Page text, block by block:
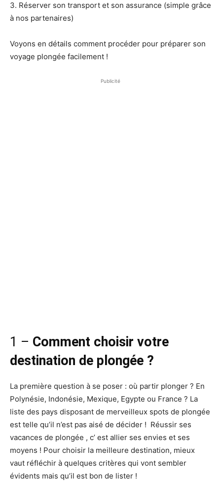
3. Réserver son transport et son assurance (simple grâce
à nos partenaires)
Voyons en détails comment procéder pour préparer son
voyage plongée facilement !
Publicité
1 – Comment choisir votre
destination de plongée ?
La première question à se poser : où partir plonger ? En
Polynésie, Indonésie, Mexique, Egypte ou France ? La
liste des pays disposant de merveilleux spots de plongée
est telle qu’il n’est pas aisé de décider ! Réussir ses
vacances de plongée , c’ est allier ses envies et ses
moyens ! Pour choisir la meilleure destination, mieux
vaut réfléchir à quelques critères qui vont sembler
évidents mais qu’il est bon de lister !